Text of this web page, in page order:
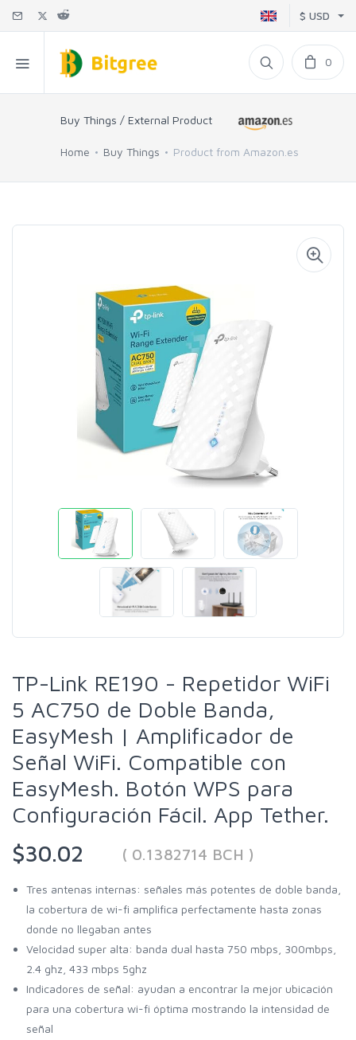
$ USD
0
Buy Things / External Product
Home Buy Things Product from Amazon.es
TP-Link RE190 - Repetidor WiFi
5 AC750 de Doble Banda,
EasyMesh | Amplificador de
Señal WiFi. Compatible con
EasyMesh. Botón WPS para
Configuración Fácil. App Tether.
$30.02
( 0.1382714 BCH )
Tres antenas internas: señales más potentes de doble banda,
la cobertura de wi-fi amplifica perfectamente hasta zonas
donde no llegaban antes
Velocidad super alta: banda dual hasta 750 mbps, 300mbps,
2.4 ghz, 433 mbps 5ghz
Indicadores de señal: ayudan a encontrar la mejor ubicación
para una cobertura wi-fi óptima mostrando la intensidad de
señal